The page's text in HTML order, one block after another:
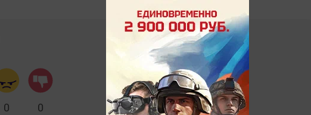
0 0